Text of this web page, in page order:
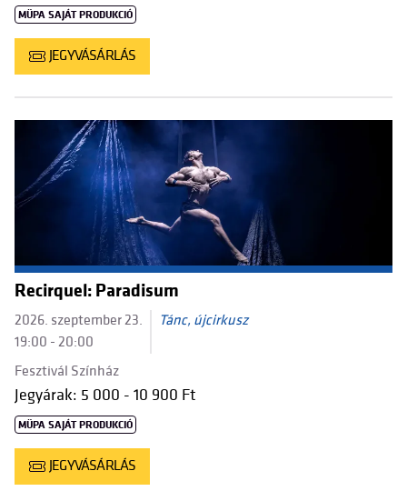
MÜPA SAJÁT PRODUKCIÓ
JEGYVÁSÁRLÁS
Recirquel: Paradisum
2026. szeptember 23.
19:00 - 20:00
Tánc, újcirkusz
Fesztivál Színház
Jegyárak: 5 000 - 10 900 Ft
MÜPA SAJÁT PRODUKCIÓ
JEGYVÁSÁRLÁS